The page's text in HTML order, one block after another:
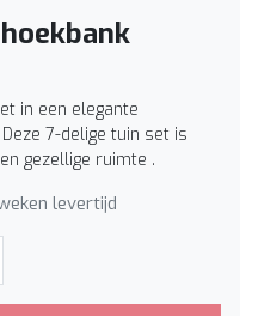
in een elegante
7-delige tuin set is
gezellige ruimte .
levertijd